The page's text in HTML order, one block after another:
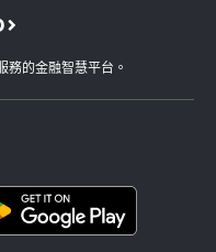
務的金融智慧平台。